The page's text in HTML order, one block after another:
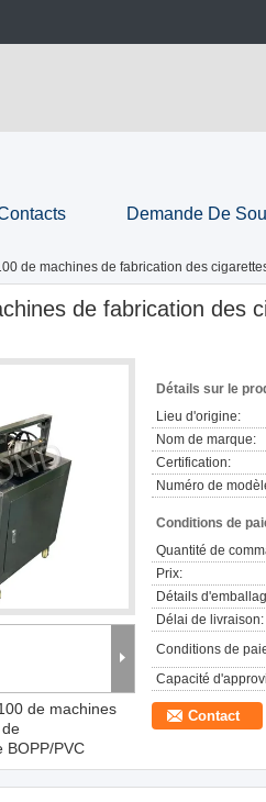
Demande De
de machines de fabrication des
de fabrication des
de machines
BOPP/PVC
Détails sur le
Lieu d'origine:
Nom de marque:
Certification:
Numéro de
Conditions de
Quantité de
Prix:
Détails
Délai de livraison:
Conditions de
Capacité
Contact